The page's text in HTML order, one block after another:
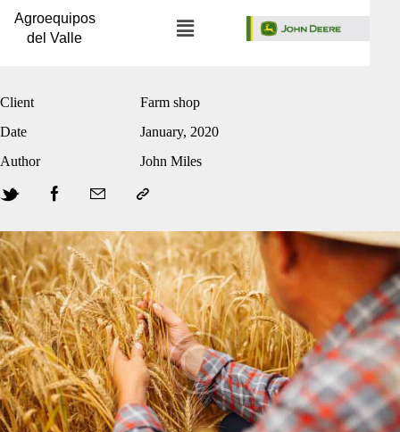
Agroequipos
del Valle
Client
Farm shop
Date
January, 2020
Author
John Miles